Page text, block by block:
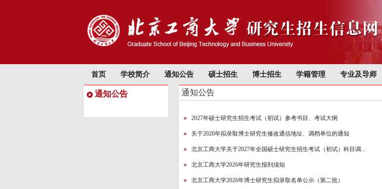
首页 学校简介 通知公告 硕士招生 博士招生 学籍管理 专业及导师
通知公告 通知公告
2027年硕士研究生招生考试（初试）参考书目、考试大纲
关于2026年拟录取博士研究生修改通信地址、调档单位的通知
北京工商大学关于2027年全国硕士研究生招生考试（初试）科目调...
北京工商大学2026年研究生报到须知
北京工商大学2026年博士研究生拟录取名单公示（第二批）